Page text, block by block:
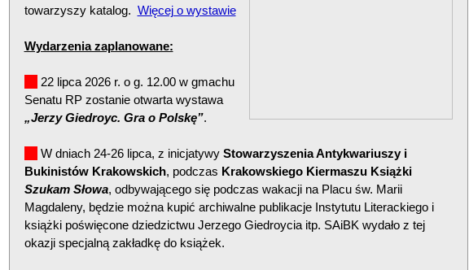
towarzyszy katalog. Więcej o wystawie
Wydarzenia zaplanowane:
22 lipca 2026 r. o g. 12.00 w gmachu
Senatu RP zostanie otwarta wystawa
„Jerzy Giedroyc. Gra o Polskę”.
W dniach 24-26 lipca, z inicjatywy Stowarzyszenia Antykwariuszy i
Bukinistów Krakowskich, podczas Krakowskiego Kiermaszu Książki
Szukam Słowa, odbywającego się podczas wakacji na Placu św. Marii
Magdaleny, będzie można kupić archiwalne publikacje Instytutu Literackiego i
książki poświęcone dziedzictwu Jerzego Giedroycia itp. SAiBK wydało z tej
okazji specjalną zakładkę do książek.